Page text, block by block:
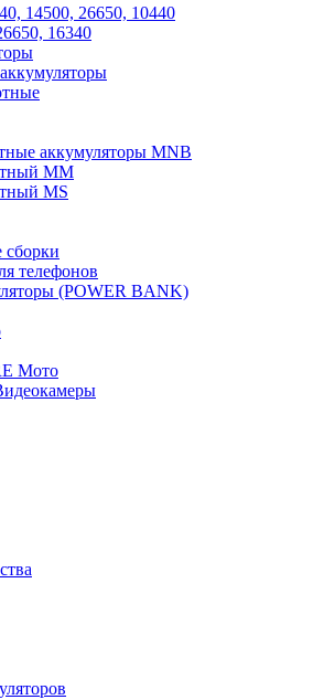
14500, 26650, 10440
16340
аккумуляторы MNB
MM
MS
сборки
телефонов
(POWER BANK)
Мото